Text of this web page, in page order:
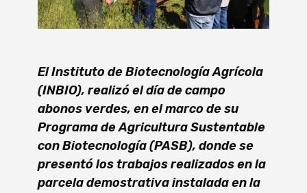
El Instituto de Biotecnología Agrícola
(INBIO), realizó el día de campo
abonos verdes, en el marco de su
Programa de Agricultura Sustentable
con Biotecnología (PASB), donde se
presentó los trabajos realizados en la
parcela demostrativa instalada en la